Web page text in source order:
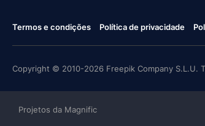
Termos e condições Política de privacidade
Copyright © 2010-2026 Freepik Company S.L.U.
Projetos da Magnific